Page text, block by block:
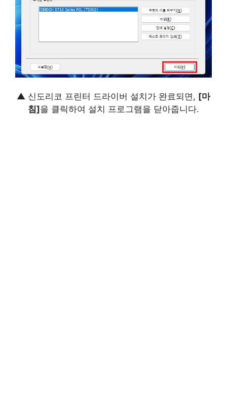
▲ 신도리코 프린터 드라이버 설치가 완료되면, [마
침]을 클릭하여 설치 프로그램을 닫아줍니다.